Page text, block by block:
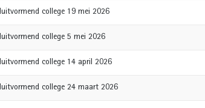
college 19 mei 2026
college 5 mei 2026
college 14 april 2026
college 24 maart 2026